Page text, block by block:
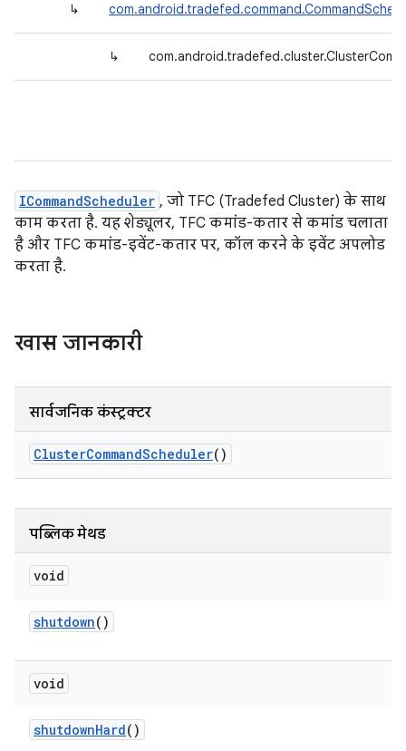
↳
↳
ICommandScheduler , जो TFC (Tradefed Cluster) के साथ
काम करता है. यह शेड्यूलर, TFC कमांड-कतार से कमांड चलाता
है और TFC कमांड-इवेंट-कतार पर, कॉल करने के इवेंट अपलोड
करता है.
खास जानकारी
सार्वजनिक कंस्ट्रक्टर
ClusterCommandScheduler()
पब्लिक मेथड
void
shutdown()
void
shutdownHard()